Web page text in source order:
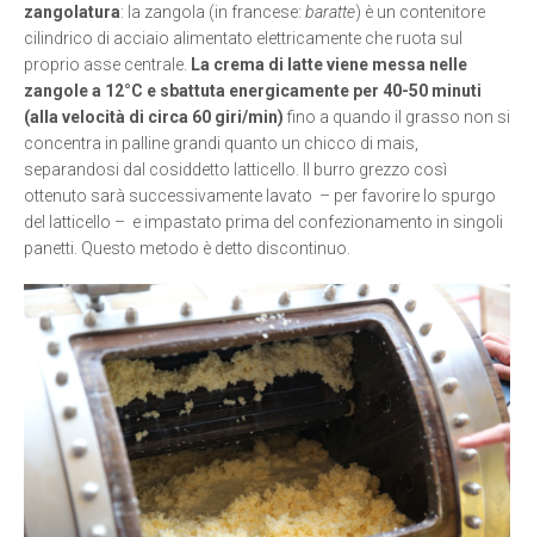
zangolatura: la zangola (in francese: baratte) è un contenitore
cilindrico di acciaio alimentato elettricamente che ruota sul
proprio asse centrale. La crema di latte viene messa nelle
zangole a 12°C e sbattuta energicamente per 40-50 minuti
(alla velocità di circa 60 giri/min) fino a quando il grasso non si
concentra in palline grandi quanto un chicco di mais,
separandosi dal cosiddetto latticello. Il burro grezzo così
ottenuto sarà successivamente lavato – per favorire lo spurgo
del latticello – e impastato prima del confezionamento in singoli
panetti. Questo metodo è detto discontinuo.